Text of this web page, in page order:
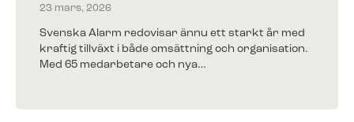
våra trevliga medarbetare återkommer till dig inom
kort.
23 mars, 2026
Svenska Alarm redovisar ännu ett starkt år med
kraftig tillväxt i både omsättning och organisation.
Med 65 medarbetare och nya…